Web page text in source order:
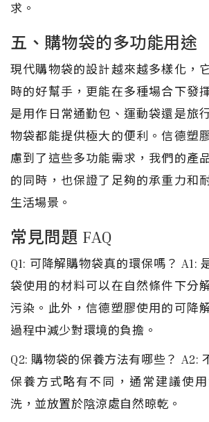
求。
五、購物袋的多功能用途
現代購物袋的設計越來越多樣化，
時的好幫手，更能在多種場合下發
是用作日常通勤包、運動袋還是旅
物袋都能提供極大的便利。信德塑
慮到了這些多功能需求，我們的產
的同時，也保證了足夠的承重力和
生活場景。
常見問題 FAQ
Q1: 可降解購物袋真的環保嗎？ A1:
袋使用的材料可以在自然條件下分
污染。此外，信德塑膠使用的可降
過程中減少對環境的負擔。
Q2: 購物袋的保養方法有哪些？ A2:
保養方式略有不同，通常建議使
洗，並放置於陰涼處自然晾乾。